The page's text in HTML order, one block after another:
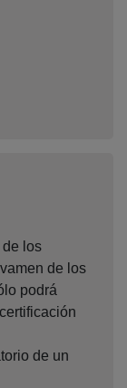
los
de los
podrá
de un